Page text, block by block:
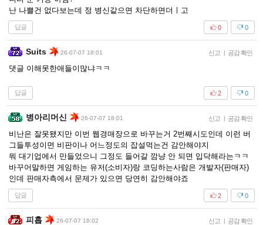
난 나쁠건 없다보는데 정 병신같으면 차단하면더ㅣ고
답글 0
0
Suits 26-07-07 18:01 신고 | 공감 확인
댓글 이해못한애들이많냐ㅋㅋ
답글 0
2
병아리머신 26-07-07 18:01 신고 | 공감 확인
비난은 잘못됐지만 이번 웹경매장으로 바꾸는거 2번째시도인데 이런 버
그들투성이면 비판이나 어느정도의 잡설먹는건 감안해야지
뭐 대기업에서 만들었으니 그정도 들어갈 깜냥 안 되면 입닥해라는ㅋㅋ
바꾸어말하면 게임하는 유저(소비자)랑 코딩하는사람은 개발자(판매자)
인데 판매자측에서 문제가 있으면 당연히 감안해야죠
답글 0
2
피흡 26-07-07 18:02 신고 | 공감 확인